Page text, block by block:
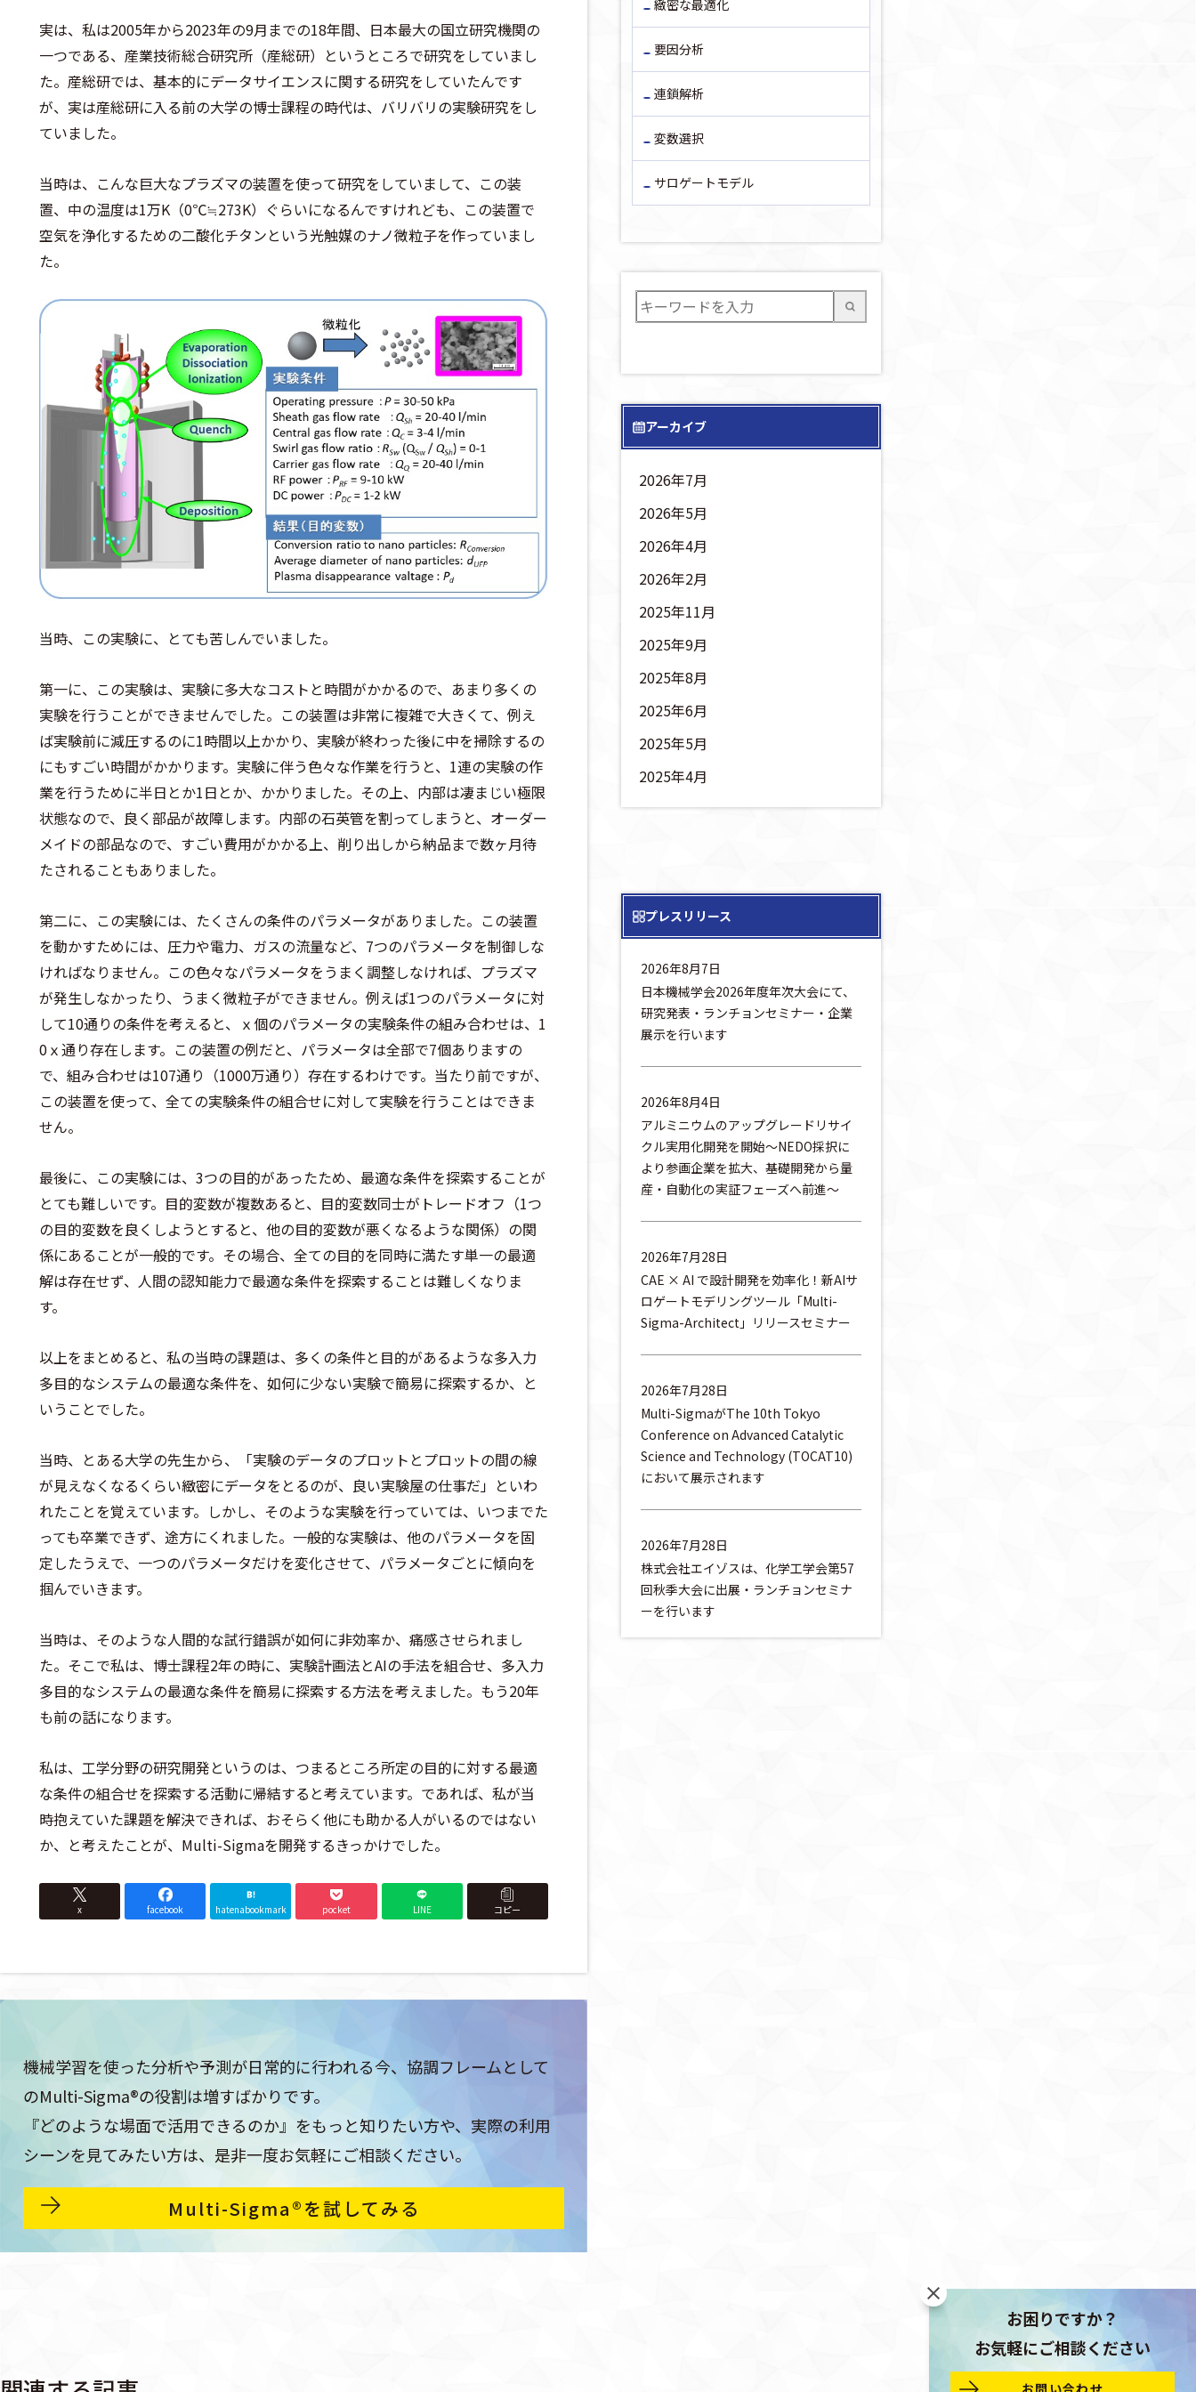
実は、私は2005年から2023年の9月までの18年間、日本最大の国立研究機関の
一つである、産業技術総合研究所（産総研）というところで研究をしていまし
た。産総研では、基本的にデータサイエンスに関する研究をしていたんです
が、実は産総研に入る前の大学の博士課程の時代は、バリバリの実験研究をし
ていました。
当時は、こんな巨大なプラズマの装置を使って研究をしていまして、この装
置、中の温度は1万K（0℃≒273K）ぐらいになるんですけれども、この装置で
空気を浄化するための二酸化チタンという光触媒のナノ微粒子を作っていまし
た。
当時、この実験に、とても苦しんでいました。
第一に、この実験は、実験に多大なコストと時間がかかるので、あまり多くの
実験を行うことができませんでした。この装置は非常に複雑で大きくて、例え
ば実験前に減圧するのに1時間以上かかり、実験が終わった後に中を掃除するの
にもすごい時間がかかります。実験に伴う色々な作業を行うと、1連の実験の作
業を行うために半日とか1日とか、かかりました。その上、内部は凄まじい極限
状態なので、良く部品が故障します。内部の石英管を割ってしまうと、オーダー
メイドの部品なので、すごい費用がかかる上、削り出しから納品まで数ヶ月待
たされることもありました。
第二に、この実験には、たくさんの条件のパラメータがありました。この装置
を動かすためには、圧力や電力、ガスの流量など、7つのパラメータを制御しな
ければなりません。この色々なパラメータをうまく調整しなければ、プラズマ
が発生しなかったり、うまく微粒子ができません。例えば1つのパラメータに対
して10通りの条件を考えると、ｘ個のパラメータの実験条件の組み合わせは、1
0ｘ通り存在します。この装置の例だと、パラメータは全部で7個ありますの
で、組み合わせは107通り（1000万通り）存在するわけです。当たり前ですが、
この装置を使って、全ての実験条件の組合せに対して実験を行うことはできま
せん。
最後に、この実験には、3つの目的があったため、最適な条件を探索することが
とても難しいです。目的変数が複数あると、目的変数同士がトレードオフ（1つ
の目的変数を良くしようとすると、他の目的変数が悪くなるような関係）の関
係にあることが一般的です。その場合、全ての目的を同時に満たす単一の最適
解は存在せず、人間の認知能力で最適な条件を探索することは難しくなりま
す。
以上をまとめると、私の当時の課題は、多くの条件と目的があるような多入力
多目的なシステムの最適な条件を、如何に少ない実験で簡易に探索するか、と
いうことでした。
当時、とある大学の先生から、「実験のデータのプロットとプロットの間の線
が見えなくなるくらい緻密にデータをとるのが、良い実験屋の仕事だ」といわ
れたことを覚えています。しかし、そのような実験を行っていては、いつまでた
っても卒業できず、途方にくれました。一般的な実験は、他のパラメータを固
定したうえで、一つのパラメータだけを変化させて、パラメータごとに傾向を
掴んでいきます。
当時は、そのような人間的な試行錯誤が如何に非効率か、痛感させられまし
た。そこで私は、博士課程2年の時に、実験計画法とAIの手法を組合せ、多入力
多目的なシステムの最適な条件を簡易に探索する方法を考えました。もう20年
も前の話になります。
私は、工学分野の研究開発というのは、つまるところ所定の目的に対する最適
な条件の組合せを探索する活動に帰結すると考えています。であれば、私が当
時抱えていた課題を解決できれば、おそらく他にも助かる人がいるのではない
か、と考えたことが、Multi-Sigmaを開発するきっかけでした。
x facebook hatenabookmark pocket LINE コピー
機械学習を使った分析や予測が日常的に行われる今、協調フレームとして
のMulti-Sigma®の役割は増すばかりです。
『どのような場面で活用できるのか』をもっと知りたい方や、実際の利用
シーンを見てみたい方は、是非一度お気軽にご相談ください。
Multi-Sigma®を試してみる
緻密な最適化
要因分析
連鎖解析
変数選択
サロゲートモデル
アーカイブ
2026年7月
2026年5月
2026年4月
2026年2月
2025年11月
2025年9月
2025年8月
2025年6月
2025年5月
2025年4月
プレスリリース
2026年8月7日
日本機械学会2026年度年次大会にて、
研究発表・ランチョンセミナー・企業
展示を行います
2026年8月4日
アルミニウムのアップグレードリサイ
クル実用化開発を開始～NEDO採択に
より参画企業を拡大、基礎開発から量
産・自動化の実証フェーズへ前進～
2026年7月28日
CAE × AI で設計開発を効率化！新AIサ
ロゲートモデリングツール「Multi-
Sigma-Architect」リリースセミナー
2026年7月28日
Multi-SigmaがThe 10th Tokyo
Conference on Advanced Catalytic
Science and Technology (TOCAT10)
において展示されます
2026年7月28日
株式会社エイゾスは、化学工学会第57
回秋季大会に出展・ランチョンセミナ
ーを行います
お困りですか？
お気軽にご相談ください
お問い合わせ